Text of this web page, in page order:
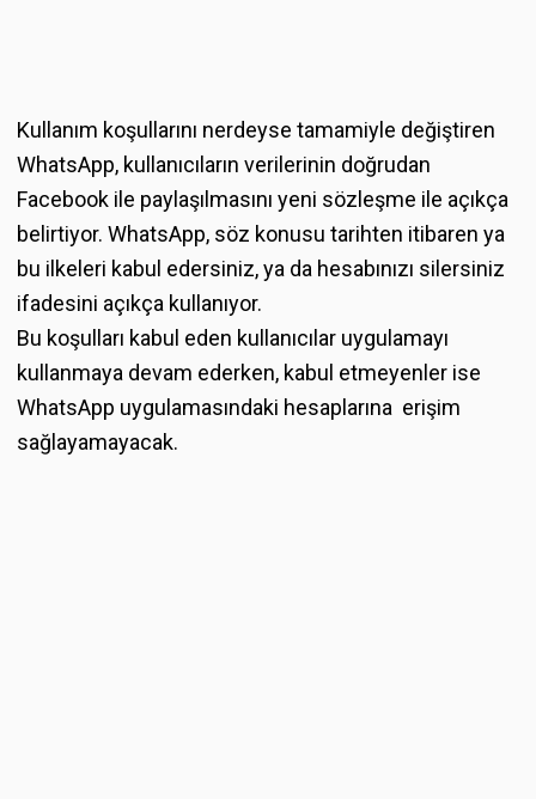
Kullanım koşullarını nerdeyse tamamiyle değiştiren
WhatsApp, kullanıcıların verilerinin doğrudan
Facebook ile paylaşılmasını yeni sözleşme ile açıkça
belirtiyor. WhatsApp, söz konusu tarihten itibaren ya
bu ilkeleri kabul edersiniz, ya da hesabınızı silersiniz
ifadesini açıkça kullanıyor.
Bu koşulları kabul eden kullanıcılar uygulamayı
kullanmaya devam ederken, kabul etmeyenler ise
WhatsApp uygulamasındaki hesaplarına erişim
sağlayamayacak.